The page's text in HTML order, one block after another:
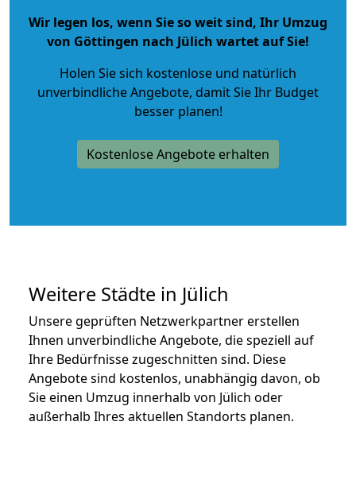
Wir legen los, wenn Sie so weit sind, Ihr Umzug
von Göttingen nach Jülich wartet auf Sie!
Holen Sie sich kostenlose und natürlich
unverbindliche Angebote, damit Sie Ihr Budget
besser planen!
Kostenlose Angebote erhalten
Weitere Städte in Jülich
Unsere geprüften Netzwerkpartner erstellen
Ihnen unverbindliche Angebote, die speziell auf
Ihre Bedürfnisse zugeschnitten sind. Diese
Angebote sind kostenlos, unabhängig davon, ob
Sie einen Umzug innerhalb von Jülich oder
außerhalb Ihres aktuellen Standorts planen.